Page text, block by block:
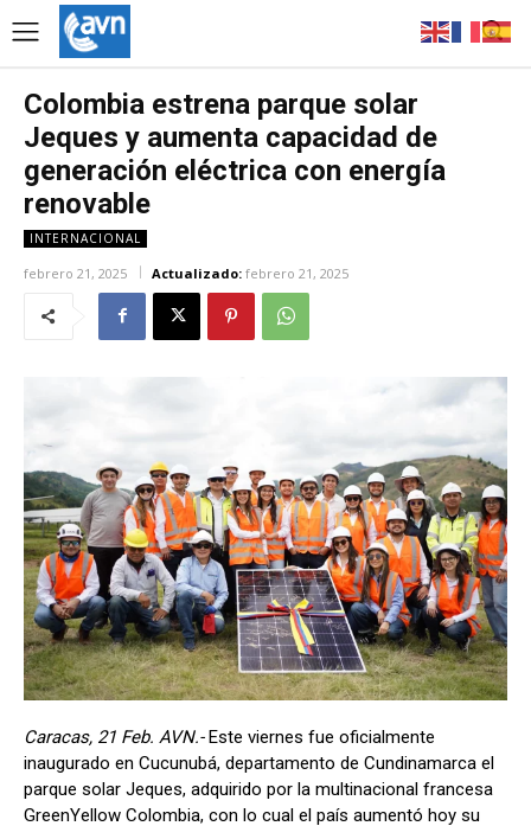
Colombia estrena parque solar
Jeques y aumenta capacidad de
generación eléctrica con energía
renovable
INTERNACIONAL
febrero 21, 2025 Actualizado: febrero 21, 2025
Caracas, 21 Feb. AVN.-Este viernes fue oficialmente
inaugurado en Cucunubá, departamento de Cundinamarca el
parque solar Jeques, adquirido por la multinacional francesa
GreenYellow Colombia, con lo cual el país aumentó hoy su